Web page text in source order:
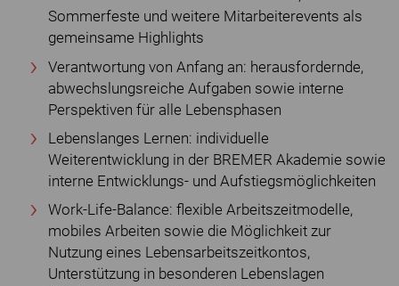
Sommerfeste und weitere Mitarbeiterevents als
gemeinsame Highlights
Verantwortung von Anfang an: herausfordernde,
abwechslungsreiche Aufgaben sowie interne
Perspektiven für alle Lebensphasen
Lebenslanges Lernen: individuelle
Weiterentwicklung in der BREMER Akademie sowie
interne Entwicklungs- und Aufstiegsmöglichkeiten
Work-Life-Balance: flexible Arbeitszeitmodelle,
mobiles Arbeiten sowie die Möglichkeit zur
Nutzung eines Lebensarbeitszeitkontos,
Unterstützung in besonderen Lebenslagen